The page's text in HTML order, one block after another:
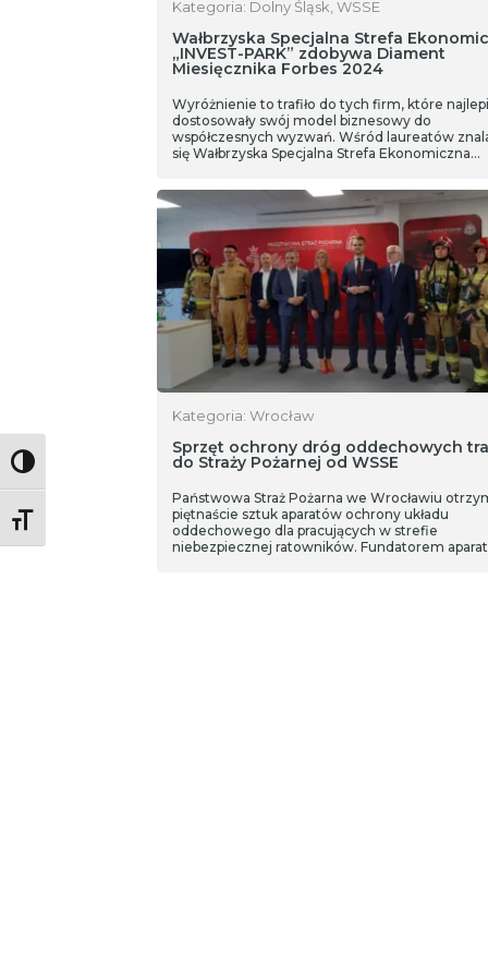
Toggle High Contrast
Toggle Font size
Kategoria: Dolny Śląsk, WSSE
Wałbrzyska Specjalna Strefa
„INVEST-PARK” zdobywa Diament
Miesięcznika Forbes 2024
Wyróżnienie to trafiło do tych firm, które
dostosowały swój model biznesowy do
współczesnych wyzwań. Wśród laureatów
się Wałbrzyska Specjalna Strefa Ekonomiczna
Zarządu, Piotr Wojtyczka.
Kategoria: Wrocław
Sprzęt ochrony dróg oddechowych
do Straży Pożarnej od WSSE
Państwowa Straż Pożarna we Wrocławiu
piętnaście sztuk aparatów ochrony układu
oddechowego dla pracujących w strefie
niebezpiecznej ratowników. Fundatorem